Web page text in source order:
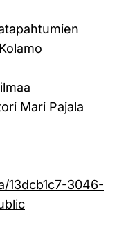
Mari Pajala
13dcb1c7-3046-